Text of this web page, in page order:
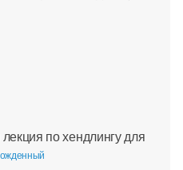
лекция по хендлингу для